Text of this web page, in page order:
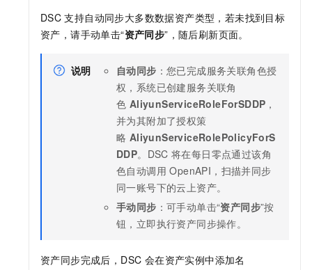
DSC 支持自动同步大多数数据资产类型，若未找到目标
资产，请手动单击“资产同步”，随后刷新页面。
说明 自动同步 ：您已完成服务关联角色授
权，系统已创建服务关联角
色 AliyunServiceRoleForSDDP ，
并为其附加了授权策
略 AliyunServiceRolePolicyForS
DDP。DSC 将在每日零点通过该角
色自动调用 OpenAPI，扫描并同步
同一账号下的云上资产。
手动同步 ：可手动单击“资产同步”按
钮，立即执行资产同步操作。
资产同步完成后，DSC 会在资产实例中添加名